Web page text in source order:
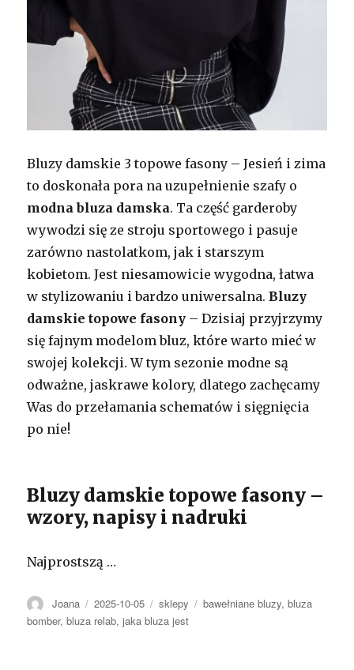
Bluzy damskie 3 topowe fasony – Jesień i zima
to doskonała pora na uzupełnienie szafy o
modna bluza damska. Ta część garderoby
wywodzi się ze stroju sportowego i pasuje
zarówno nastolatkom, jak i starszym
kobietom. Jest niesamowicie wygodna, łatwa
w stylizowaniu i bardzo uniwersalna.Bluzy
damskie topowe fasony – Dzisiaj przyjrzymy
się fajnym modelom bluz, które warto mieć w
swojej kolekcji. W tym sezonie modne są
odważne, jaskrawe kolory, dlatego zachęcamy
Was do przełamania schematów i sięgnięcia
po nie!
Bluzy damskie topowe fasony –
wzory, napisy i nadruki
Najprostszą …
Autor
Joana Opublikowano
2025-10-05 Kategorie
sklepy Tagi
bawełniane bluzy,bluza
bomber,bluza relab,jaka bluza jest